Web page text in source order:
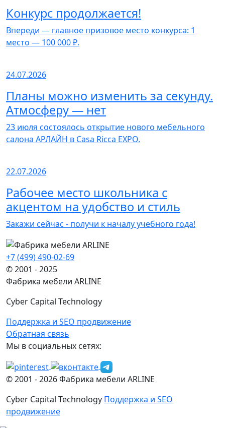
Конкурс продолжается!
Впереди — главное призовое место конкурса: 1
место — 100 000 ₽.
24.07.2026
Планы можно изменить за секунду.
Атмосферу — нет
23 июля состоялось открытие нового мебельного
салона АРЛАЙН в Casa Ricca EXPO.
22.07.2026
Рабочее место школьника с
акцентом на удобство и стиль
Закажи сейчас - получи к началу учебного года!
+7 (499) 490-02-69
© 2001 - 2025
Фабрика мебели ARLINE
Cyber Capital Technology
Поддержка и SEO продвижение
Обратная связь
Мы в социальных сетях:
© 2001 -2026Фабрика мебели ARLINE
Cyber Capital Technology Поддержка и SEO
продвижение